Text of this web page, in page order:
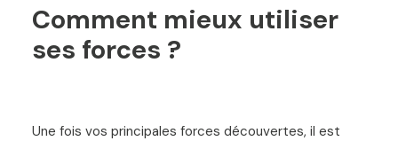
Comment mieux utiliser
ses forces ?
Une fois vos principales forces découvertes, il est